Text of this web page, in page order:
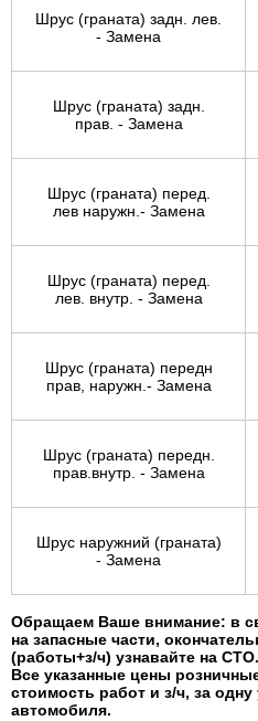
Шрус (граната) задн. лев.
- Замена
Шрус (граната) задн.
прав. - Замена
Шрус (граната) перед.
лев наружн.- Замена
Шрус (граната) перед.
лев. внутр. - Замена
Шрус (граната) передн
прав, наружн.- Замена
Шрус (граната) передн.
прав.внутр. - Замена
Шрус наружний (граната)
- Замена
Обращаем Ваше внимание: в
на запасные части,
(работы+з/ч) узнавайте на СТО.
Все указанные цены
стоимость работ и з/ч, за одну
автомобиля.